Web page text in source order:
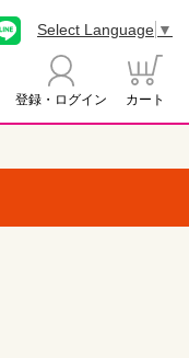
登録・ログイン カート
Select Language ▼